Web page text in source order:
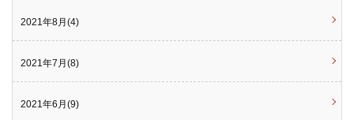
2021年8月(4)
2021年7月(8)
2021年6月(9)